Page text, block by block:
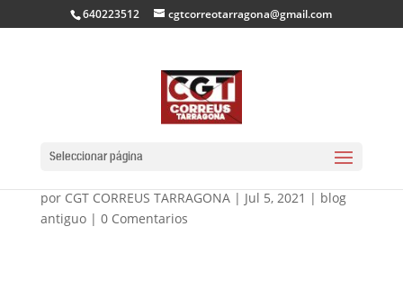
640223512 cgtcorreotarragona@gmail.com
Seleccionar página
VEU A LA PLANTILLA
por CGT CORREUS TARRAGONA| Jul 5, 2021 | blog
antiguo| 0 Comentarios